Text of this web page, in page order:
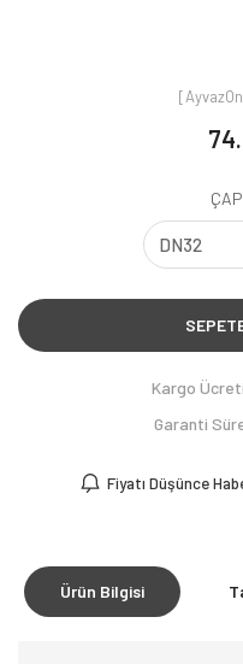
Kargo
Garanti
Fiyatı Düşünce
Ürün Bilgisi